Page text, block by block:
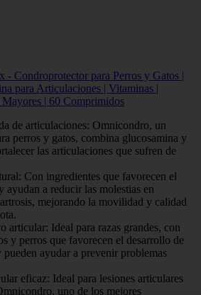
- Condroprotector para Perros y Gatos |
para Articulaciones | Vitaminas |
Mayores | 60 Comprimidos
de articulaciones: Omnicondro, un
perros y gatos, combina glucosamina y
las articulaciones que sufren de
Con ingredientes que favorecen el
ayudan a reducir las molestias en
mejorando la movilidad y calidad
articular: Ideal para razas grandes, con
y perros que favorecen el desarrollo de
pueden ayudar a prevenir problemas
eficaz: Ideal para lesiones articulares
uno de los mejores